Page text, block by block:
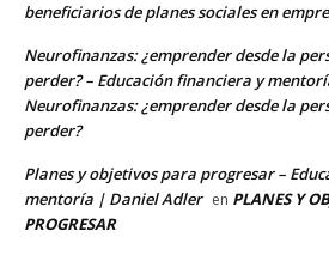
beneficiarios de planes sociales en
Neurofinanzas: ¿emprender desde la
perder? – Educación financiera y
Neurofinanzas: ¿emprender desde la
perder?
Planes y objetivos para progresar –
mentoría | Daniel Adler en PLANES Y
PROGRESAR